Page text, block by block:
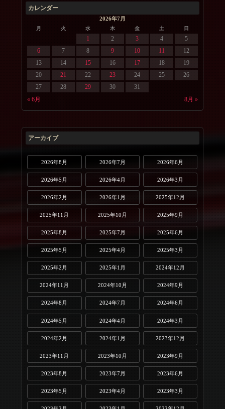
カレンダー
2026年7月
月 火 水 木 金 土 日
« 6月 8月 »
1 2 3 4
5
6
7 8 9 10 11
12
13
14 15 16 17 18
19
20
21 22 23 24 25
26
27
28 29 30 31
アーカイブ
2026年8月 2026年7月 2026年6月
2026年5月 2026年4月 2026年3月
2026年2月 2026年1月 2025年12月
2025年11月 2025年10月 2025年9月
2025年8月 2025年7月 2025年6月
2025年5月 2025年4月 2025年3月
2025年2月 2025年1月 2024年12月
2024年11月 2024年10月 2024年9月
2024年8月 2024年7月 2024年6月
2024年5月 2024年4月 2024年3月
2024年2月 2024年1月 2023年12月
2023年11月 2023年10月 2023年9月
2023年8月 2023年7月 2023年6月
2023年5月 2023年4月 2023年3月